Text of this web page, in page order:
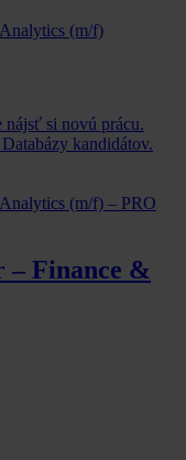
nájsť si novú prácu.
kandidátov.
– Finance &